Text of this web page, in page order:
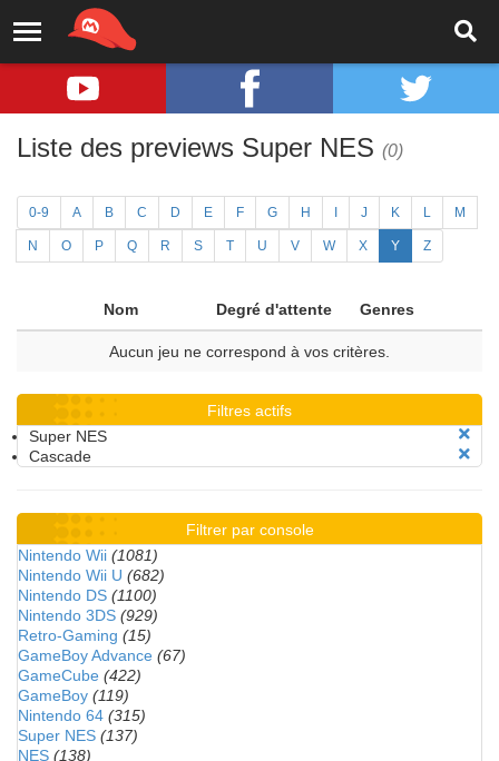
Liste des previews Super NES (0)
0-9 A B C D E F G H J K L M
N O P Q R S T U V W X Y Z
Nom Degré d'attente Genres
Aucun jeu ne correspond à vos critères.
Filtres actifs
Super NES
Cascade
Filtrer par console
Nintendo Wii (1081)
Nintendo Wii U (682)
Nintendo DS (1100)
Nintendo 3DS (929)
Retro-Gaming (15)
GameBoy Advance (67)
GameCube (422)
GameBoy (119)
Nintendo 64 (315)
Super NES (137)
NES (138)